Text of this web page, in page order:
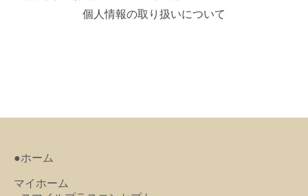
個人情報の取り扱いについて
●ホーム
マイホーム